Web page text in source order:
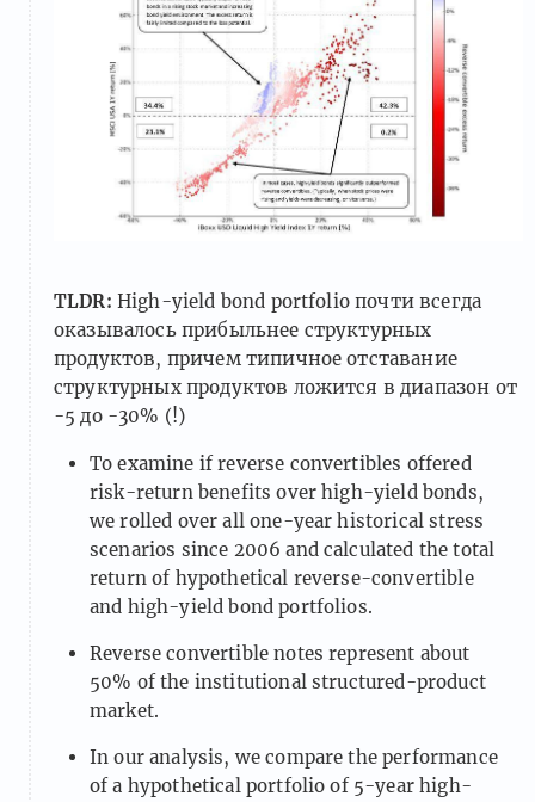
TLDR: High-yield bond portfolio почти всегда
оказывалось прибыльнее структурных
продуктов, причем типичное отставание
структурных продуктов ложится в диапазон от
-5 до -30% (!)
To examine if reverse convertibles offered
risk-return benefits over high-yield bonds,
we rolled over all one-year historical stress
scenarios since 2006 and calculated the total
return of hypothetical reverse-convertible
and high-yield bond portfolios.
Reverse convertible notes represent about
50% of the institutional structured-product
market.
In our analysis, we compare the performance
of a hypothetical portfolio of 5-year high-